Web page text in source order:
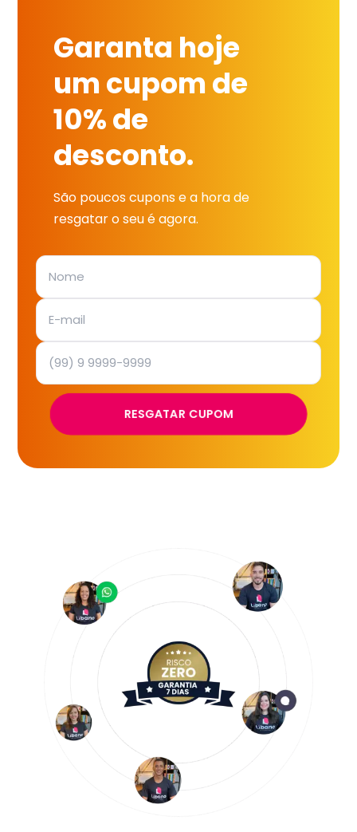
Garanta hoje
um cupom de
10% de
desconto.
São poucos cupons e a hora de
resgatar o seu é agora.
RESGATAR CUPOM